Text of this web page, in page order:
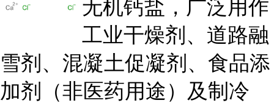
无机钙盐，广泛用作
工业干燥剂、道路融
雪剂、混凝土促凝剂、食品添
加剂（非医药用途）及制冷